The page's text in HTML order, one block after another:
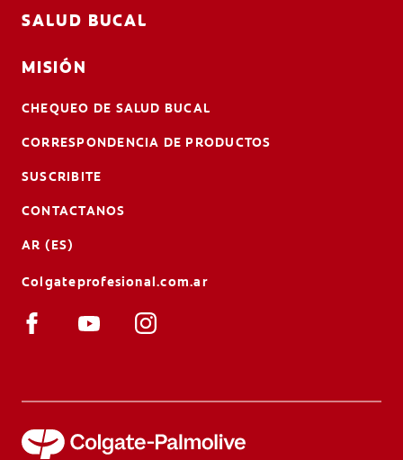
SALUD BUCAL
MISIÓN
CHEQUEO DE SALUD BUCAL
CORRESPONDENCIA DE PRODUCTOS
SUSCRIBITE
CONTACTANOS
AR (ES)
Colgateprofesional.com.ar